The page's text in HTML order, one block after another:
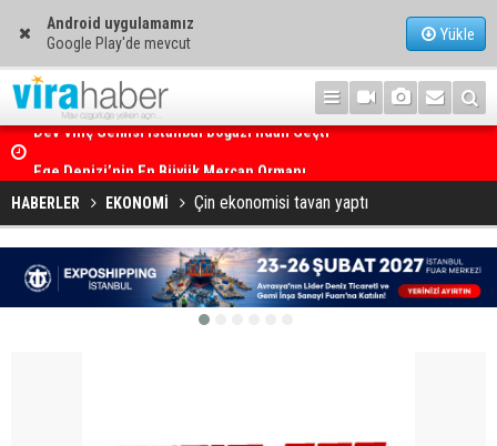
Android uygulamamız
Google Play'de mevcut
Yükle
HABERLER EKONOMİ Çin ekonomisi tavan yaptı